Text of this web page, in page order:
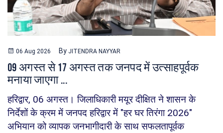
06 Aug 2026 By JITENDRA NAYYAR
09 अगस्त से 17 अगस्त तक जनपद में उत्साहपूर्वक
मनाया जाएगा ...
हरिद्वार, 06 अगस्त। जिलाधिकारी मयूर दीक्षित ने शासन के
निर्देशों के क्रम में जनपद हरिद्वार में "हर घर तिरंगा 2026"
अभियान को व्यापक जनभागीदारी के साथ सफलतापूर्वक